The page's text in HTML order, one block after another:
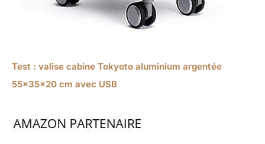
Test : valise cabine Tokyoto aluminium argentée
55x35x20 cm avec USB